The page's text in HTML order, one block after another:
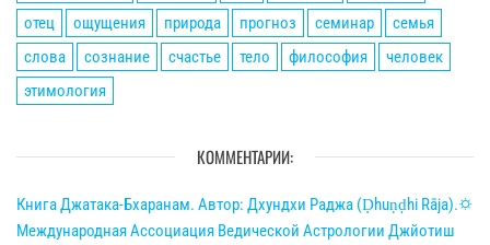
отец
ощущения природа прогноз семинар
семья
слова
сознание счастье тело философия
человек
этимология
КОММЕНТАРИИ:
Книга Джатака-Бхаранам. Автор: Дхундхи Раджа (Ḍhuṇḍhi Rāja).🌣
Международная Ассоциация Ведической Астрологии Джйотиш